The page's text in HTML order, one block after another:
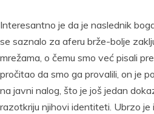
Interesantno je da je naslednik
se saznalo za aferu brže-bolje
mrežama, o čemu smo već pisali
pročitao da smo ga provalili, on je
na javni nalog, što je još jedan
razotkriju njihovi identiteti. Ubrzo